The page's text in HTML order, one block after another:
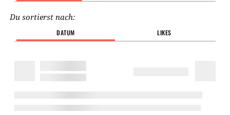
Du sortierst nach:
DATUM LIKES